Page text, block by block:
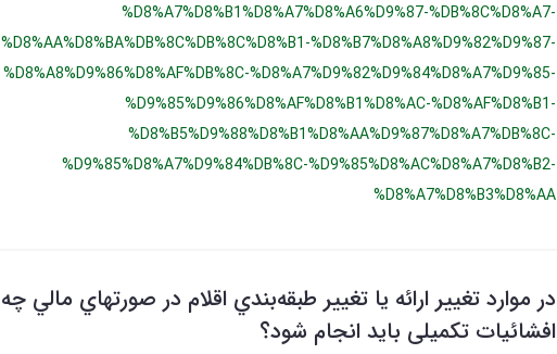
%D8%A7%D8%B1%D8%A7%D8%A6%D9%87-%DB%8C%D8%A7-
%D8%AA%D8%BA%DB%8C%DB%8C%D8%B1-%D8%B7%D8%A8%D9%82%D9%87-
%D8%A8%D9%86%D8%AF%DB%8C-%D8%A7%D9%82%D9%84%D8%A7%D9%85-
%D9%85%D9%86%D8%AF%D8%B1%D8%AC-%D8%AF%D8%B1-
%D8%B5%D9%88%D8%B1%D8%AA%D9%87%D8%A7%DB%8C-
%D9%85%D8%A7%D9%84%DB%8C-%D9%85%D8%AC%D8%A7%D8%B2-
%D8%A7%D8%B3%D8%AA
در موارد تغییر ارائه يا تغییر طبقه‌بندي اقلام در صورتهاي مالي چه
افشائیات تکمیلی باید انجام شود؟